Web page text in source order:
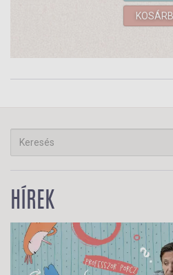
HÍREK